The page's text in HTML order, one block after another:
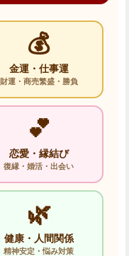
💰
金運・仕事運
財運・商売繁盛・勝負
💕
恋愛・縁結び
復縁・婚活・出会い
🌿
健康・人間関係
精神安定・悩み対策